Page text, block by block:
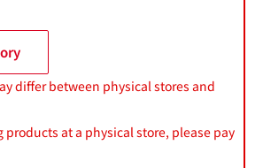
differ between physical stores and
products at a physical store, please pay